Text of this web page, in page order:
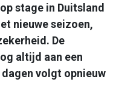
stage in Duitsland
nieuwe seizoen,
De
altijd aan een
volgt opnieuw